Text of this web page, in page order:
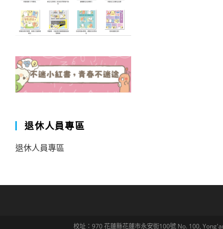
退休人員專區
退休人員專區
校址：970 花蓮縣花蓮市永安街100號 No. 100,